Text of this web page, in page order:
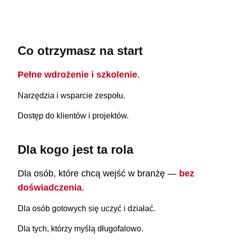
Co otrzymasz na start
Pełne wdrożenie i szkolenie.
Narzędzia i wsparcie zespołu.
Dostęp do klientów i projektów.
Dla kogo jest ta rola
Dla osób, które chcą wejść w branżę — bez
doświadczenia.
Dla osób gotowych się uczyć i działać.
Dla tych, którzy myślą długofalowo.